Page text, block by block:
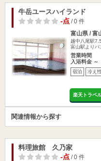
牛岳ユースハイランド
-点/ 0 件
富山県 / 富
越中八尾駅
富山駅よりバ
営業時間
入浴料金 ～
宿泊 冷え
楽天トラベ
関連情報から探す
料理旅館 久乃家
-点/ 0 件